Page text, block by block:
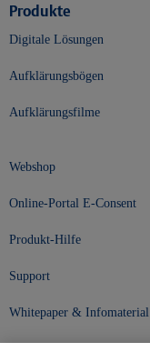
Produkte
Digitale Lösungen
Aufklärungsbögen
Aufklärungsfilme
Webshop
Online-Portal E-Consent
Produkt-Hilfe
Support
Whitepaper & Infomaterial